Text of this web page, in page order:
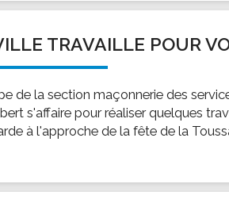
Antenne Municipale de
Epicerie sociale et solidaire
de loisirs - ALSH
TRAVAILLE POUR
de la section maçonnerie des
s'affaire pour réaliser quelques
à l'approche de la fête de la